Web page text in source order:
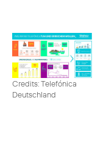
Credits: Telefónica
Deutschland